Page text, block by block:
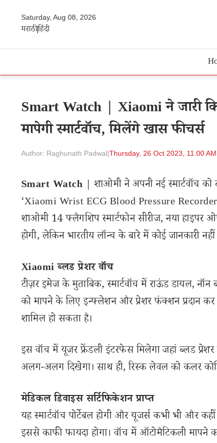
Saturday, Aug 08, 2026
मराठीहिंदी
Smart Watch | Xiaomi ने जारी
मापेगी स्मार्टवॉच, मिलेंगे खास फीचर्स
Author: Raghunath Padwal|Thursday, 26 Oct 2023, 11.00 AM
Smart Watch | शाओमी ने अपनी नई स्मार्टवॉच को
‘Xiaomi Wrist ECG Blood Pressure
शाओमी 14 फ्लैगशिप स्मार्टफोन सीरीज, नया
होगी, लेकिन भारतीय लॉन्च के बारे में कोई जानकारी नहीं
Xiaomi ब्लड प्रेशर वॉच
टीज़र इमेज के मुताबिक, स्मार्टवॉच में राऊंड डायल,
को मापने के लिए इन्फ्लेशन और प्रेशर फंक्शन प्रदान
शामिल हो सकता है।
इस वॉच में यूजर फ्रेंडली इंटरफेस मिलेगा जहां ब्लड
अलग-अलग दिखेगा। साथ ही, रिस्क लेवल को कलर
मेडिकल डिवाइस सर्टिफिकेशन प्राप्त
यह स्मार्टवॉच पोर्टेबल होगी और यूजर्स कभी भी और
इससे काफी फायदा होगा। वॉच में ऑटोमैटिकली मापने